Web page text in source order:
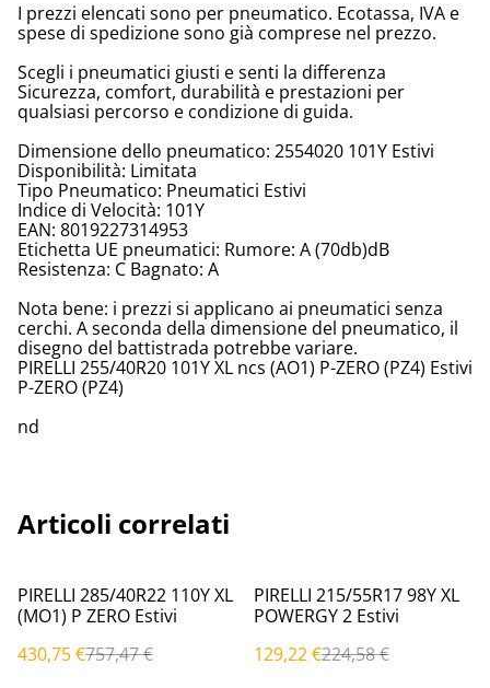
I prezzi elencati sono per pneumatico. Ecotassa, IVA e
spese di spedizione sono già comprese nel prezzo.
Scegli i pneumatici giusti e senti la differenza
Sicurezza, comfort, durabilità e prestazioni per
qualsiasi percorso e condizione di guida.
Dimensione dello pneumatico: 2554020 101Y Estivi
Disponibilità: Limitata
Tipo Pneumatico: Pneumatici Estivi
Indice di Velocità: 101Y
EAN: 8019227314953
Etichetta UE pneumatici: Rumore: A (70db)dB
Resistenza: C Bagnato: A
Nota bene: i prezzi si applicano ai pneumatici senza
cerchi. A seconda della dimensione del pneumatico, il
disegno del battistrada potrebbe variare.
PIRELLI 255/40R20 101Y XL ncs (AO1) P-ZERO (PZ4) Estivi
P-ZERO (PZ4)
nd
Articoli correlati
%
PIRELLI 285/40R22 110Y XL
(MO1) P ZERO Estivi
430,75 €757,47 €
%
PIRELLI 215/55R17 98Y XL
POWERGY 2 Estivi
129,22 €224,58 €